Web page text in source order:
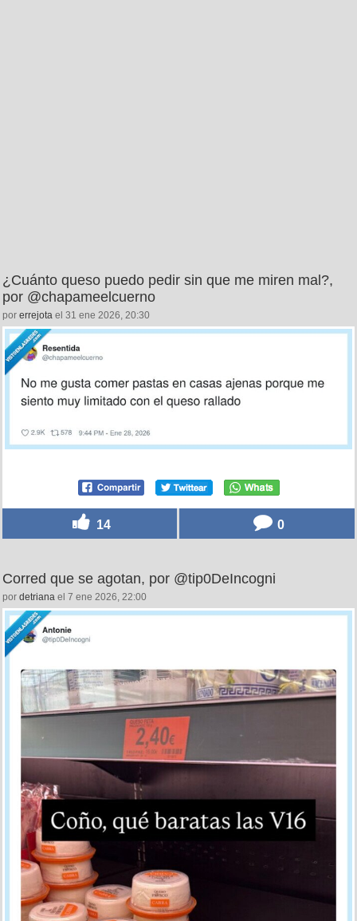
¿Cuánto queso puedo pedir sin que me miren mal?,
por @chapameelcuerno
por errejota el 31 ene 2026, 20:30
14 0
Corred que se agotan, por @tip0DeIncogni
por detriana el 7 ene 2026, 22:00